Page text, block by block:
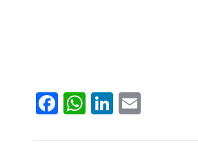
Facebook
WhatsApp
LinkedIn